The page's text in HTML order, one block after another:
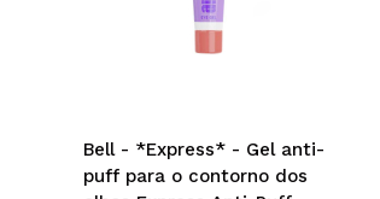
Bell - *Express* - Gel anti-
puff para o contorno dos